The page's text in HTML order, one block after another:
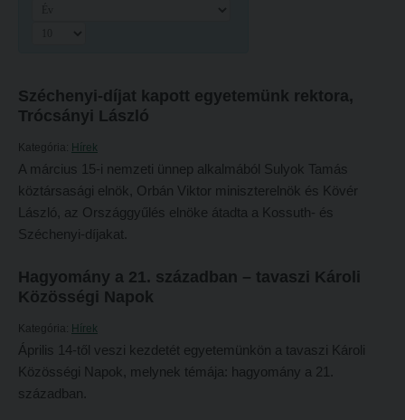
Rektori utasítások
Határozatok
Nemzetközi mobilitás
Történeti áttekintés
Hasznos linkek
Református Pedagógiai Intézet
OKTATÁS
Képzési helyszínek
Pedagógusképző Intézet
Gyakorlati és Továbbképzési Intézet
Minőségbiztosítás
Oktatóink
Szabályzatok
Rektori utasítások
Határozatok
Nemzetközi mobilitás
Történeti áttekintés
Hasznos linkek
Széchenyi-díjat kapott egyetemünk rektora,
Trócsányi László
Kategória: Hírek
A március 15-i nemzeti ünnep alkalmából Sulyok Tamás
köztársasági elnök, Orbán Viktor miniszterelnök és Kövér
László, az Országgyűlés elnöke átadta a Kossuth- és
Széchenyi-díjakat.
Hagyomány a 21. században – tavaszi Károli
Közösségi Napok
Kategória: Hírek
Április 14-től veszi kezdetét egyetemünkön a tavaszi Károli
Közösségi Napok, melynek témája: hagyomány a 21.
században.